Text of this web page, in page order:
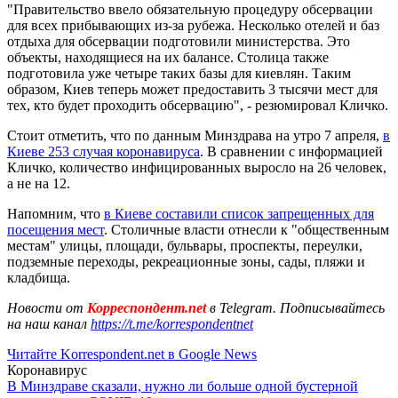
"Правительство ввело обязательную процедуру обсервации
для всех прибывающих из-за рубежа. Несколько отелей и баз
отдыха для обсервации подготовили министерства. Это
объекты, находящиеся на их балансе. Столица также
подготовила уже четыре таких базы для киевлян. Таким
образом, Киев теперь может предоставить 3 тысячи мест для
тех, кто будет проходить обсервацию", - резюмировал Кличко.
Стоит отметить, что по данным Минздрава на утро 7 апреля, в
Киеве 253 случая коронавируса. В сравнении с информацией
Кличко, количество инфицированных выросло на 26 человек,
а не на 12.
Напомним, что в Киеве составили список запрещенных для
посещения мест. Столичные власти отнесли к "общественным
местам" улицы, площади, бульвары, проспекты, переулки,
подземные переходы, рекреационные зоны, сады, пляжи и
кладбища.
Новости от Корреспондент.netв Telegram. Подписывайтесь
на наш канал https://t.me/korrespondentnet
Читайте Korrespondent.net в Google News
Коронавирус
В Минздраве сказали, нужно ли больше одной бустерной